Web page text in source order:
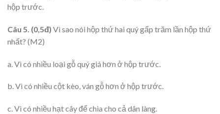
hộp trước.
Câu 5. (0,5đ) Vì sao nói hộp thứ hai quý gấp trăm lần hộp thứ
nhất? (M2)
a. Vì có nhiều loại gỗ quý giá hơn ở hộp trước.
b. Vì có nhiều cột kèo, ván gỗ hơn ở hộp trước.
c. Vì có nhiều hạt cây để chia cho cả dân làng.